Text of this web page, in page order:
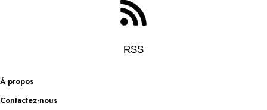
RSS
À propos
Contactez-nous